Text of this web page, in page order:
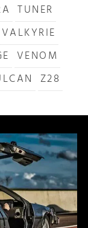
TUNER
VALKYRIE
VENOM
Z28